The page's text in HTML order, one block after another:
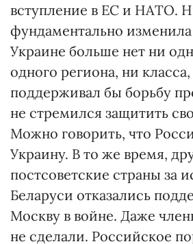
вступление в ЕС и НАТО.
фундаментально
Украине больше нет ни
одного региона, ни
поддерживал бы борьбу
не стремился защитить
Можно говорить, что
Украину. В то же время,
постсоветские страны за
Беларуси отказались
Москву в войне. Даже
не сделали. Российское